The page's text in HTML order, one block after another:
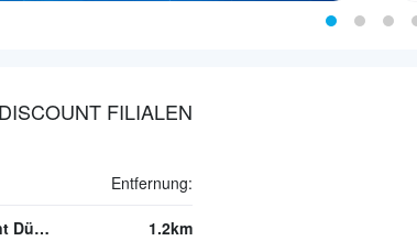
FILIALEN
Entfernung:
Netto Marken-Discount Düsseldorf 1.2km